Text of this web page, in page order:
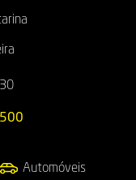
Automóveis